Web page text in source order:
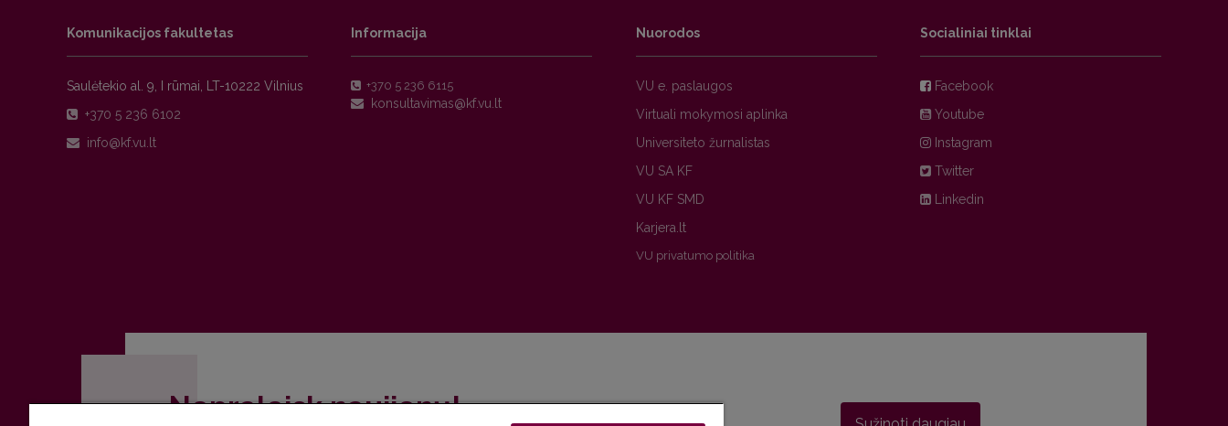
Komunikacijos fakultetas
Saulėtekio al. 9, I rūmai, LT-10222 Vilnius
+370 5 236 6102
Informacija
+370 5 236 6115
Nuorodos
VU e. paslaugos
Virtuali mokymosi aplinka
Universiteto žurnalistas
VU SA KF
VU KF SMD
Karjera.lt
VU privatumo politika
Socialiniai tinklai
Facebook
Youtube
Instagram
Twitter
Linkedin
Nepraleisk naujienų!